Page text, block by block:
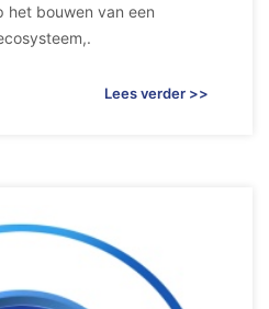
het bouwen van een
Lees verder >>